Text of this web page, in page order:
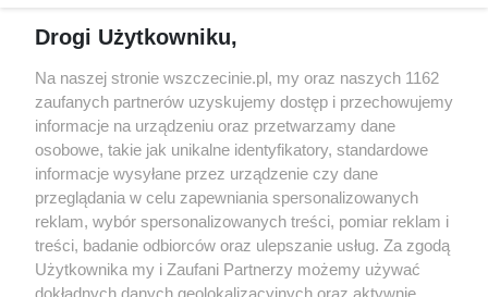
targi
Wernisaże
Więcej
Specjalny koncert z okazji
20. urodzin portalu
wSzczecinie.pl
Regulamin konkursów
śniadaniówka "Hej
Szczecin! Jest piątek!"
Drogi Użytkowniku,
Na naszej stronie wszczecinie.pl, my oraz naszych 1162
zaufanych partnerów uzyskujemy dostęp i przechowujemy
informacje na urządzeniu oraz przetwarzamy dane
osobowe, takie jak unikalne identyfikatory, standardowe
informacje wysyłane przez urządzenie czy dane
przeglądania w celu zapewniania spersonalizowanych
reklam, wybór spersonalizowanych treści, pomiar reklam i
treści, badanie odbiorców oraz ulepszanie usług. Za zgodą
Użytkownika my i Zaufani Partnerzy możemy używać
dokładnych danych geolokalizacyjnych oraz aktywnie